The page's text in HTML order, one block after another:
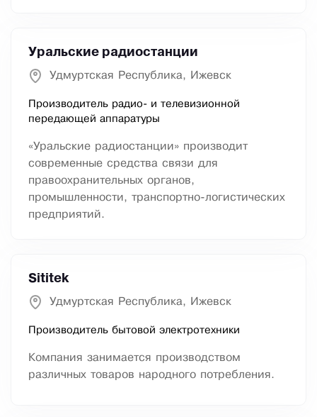
Уральские радиостанции
Удмуртская Республика, Ижевск
Производитель радио- и телевизионной
передающей аппаратуры
«Уральские радиостанции» производит
современные средства связи для
правоохранительных органов,
промышленности, транспортно-логистических
предприятий.
Sititek
Удмуртская Республика, Ижевск
Производитель бытовой электротехники
Компания занимается производством
различных товаров народного потребления.